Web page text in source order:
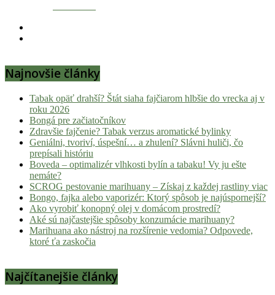
out,
a
Klikni
nalaď
pohodu.
Najnovšie články
Tabak opäť drahší? Štát siaha fajčiarom hlbšie do vrecka aj v
roku 2026
Bongá pre začiatočníkov
Zdravšie fajčenie? Tabak verzus aromatické bylinky
Geniálni, tvoriví, úspešní… a zhulení? Slávni huliči, čo
prepísali históriu
Boveda – optimalizér vlhkosti bylín a tabaku! Vy ju ešte
nemáte?
SCROG pestovanie marihuany – Získaj z každej rastliny viac
Bongo, fajka alebo vaporizér: Ktorý spôsob je najúspornejší?
Ako vyrobiť konopný olej v domácom prostredí?
Aké sú najčastejšie spôsoby konzumácie marihuany?
Marihuana ako nástroj na rozšírenie vedomia? Odpovede,
ktoré ťa zaskočia
Najčítanejšie články